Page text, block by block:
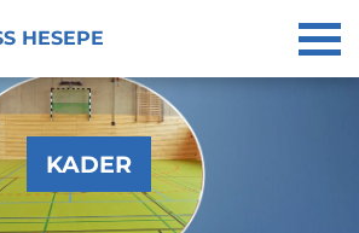
HESEPE
KADER